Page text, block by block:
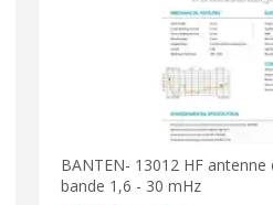
BANTEN- 13012 HF
bande 1,6 - 30 mHz